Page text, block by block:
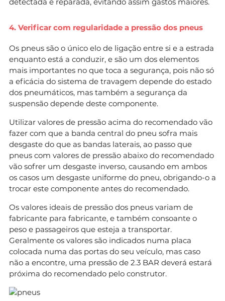
4. Verificar com regularidade a pressão dos pneus
Os pneus são o único elo de ligação entre si e a estrada
enquanto está a conduzir, e são um dos elementos
mais importantes no que toca a segurança, pois não só
a eficácia do sistema de travagem depende do estado
dos pneumáticos, mas também a segurança da
suspensão depende deste componente.
Utilizar valores de pressão acima do recomendado vão
fazer com que a banda central do pneu sofra mais
desgaste do que as bandas laterais, ao passo que
pneus com valores de pressão abaixo do recomendado
vão sofrer um desgaste inverso, causando em ambos
os casos um desgaste uniforme do pneu, obrigando-o a
trocar este componente antes do recomendado.
Os valores ideais de pressão dos pneus variam de
fabricante para fabricante, e também consoante o
peso e passageiros que esteja a transportar.
Geralmente os valores são indicados numa placa
colocada numa das portas do seu veículo, mas caso
não a encontre, uma pressão de 2.3 BAR deverá estará
próxima do recomendado pelo construtor.